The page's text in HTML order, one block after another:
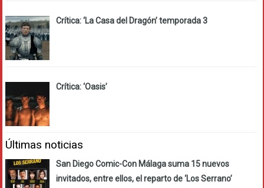
Crítica: ‘La Casa del Dragón’ temporada 3
Crítica: ‘Oasis’
Últimas noticias
San Diego Comic-Con Málaga suma 15 nuevos
invitados, entre ellos, el reparto de ‘Los Serrano’